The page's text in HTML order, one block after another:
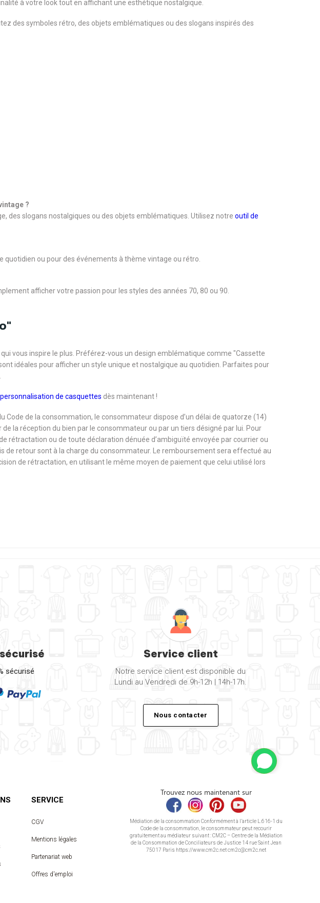
à votre look tout en affichant une esthétique nostalgique.
des symboles rétro, des objets emblématiques ou des slogans inspirés des
?
des slogans nostalgiques ou des objets emblématiques. Utilisez notre outil de
ou pour des événements à thème vintage ou rétro.
afficher votre passion pour les styles des années 70, 80 ou 90.
vous inspire le plus. Préférez-vous un design emblématique comme "Cassette
idéales pour afficher un style unique et nostalgique au quotidien. Parfaites pour
de casquettes dès maintenant !
de la consommation, le consommateur dispose d’un délai de quatorze (14)
la réception du bien par le consommateur ou par un tiers désigné par lui. Pour
rétractation ou de toute déclaration dénuée d’ambiguïté envoyée par courrier ou
de retour sont à la charge du consommateur. Le remboursement sera effectué au
de rétractation, en utilisant le même moyen de paiement que celui utilisé lors
sécurisé
Service client
Notre service client est disponible du
Lundi au Vendredi de 9h-12h | 14h-17h.
Nous contacter
SERVICE
CGV
Mentions légales
Partenariat web
Offres d'emploi
Trouvez nous maintenant sur
Médiation de la consommation Conformément à l’article L.616-1 du
Code de la consommation, le consommateur peut recourir
gratuitement au médiateur suivant : CM2C – Centre de la Médiation
de la Consommation de Conciliateurs de Justice 14 rue Saint Jean
75017 Paris https://www.cm2c.net cm2c@cm2c.net